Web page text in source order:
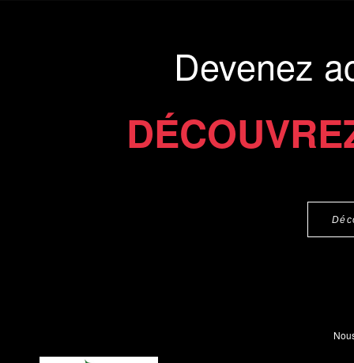
organisé et
Devenez